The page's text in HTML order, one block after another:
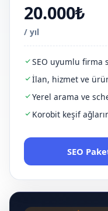
20.000₺
/ yıl
SEO uyumlu firma
İlan, hizmet ve
Yerel arama ve
Korobit keşif
SEO